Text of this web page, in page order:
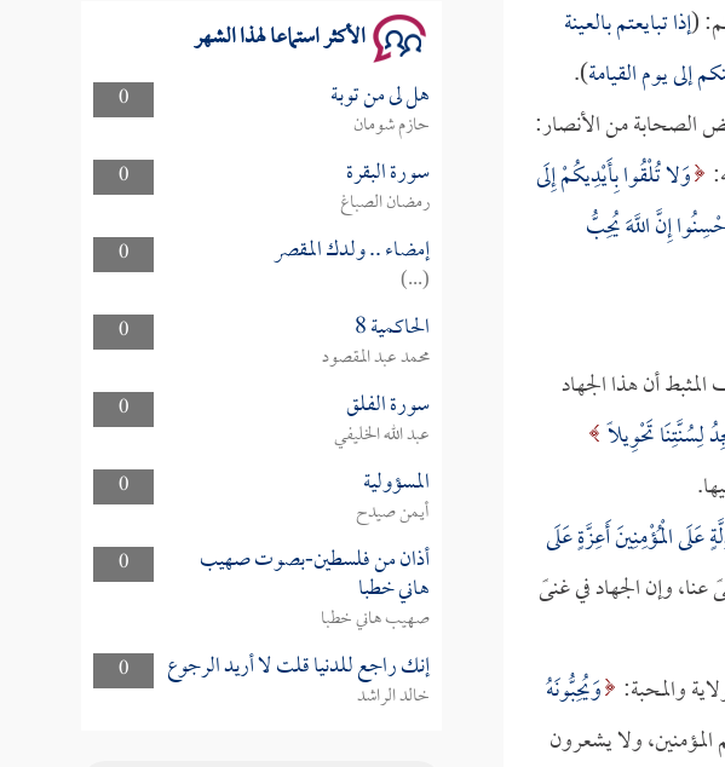
(إذا تبايعتم بالعينة
إلى يوم القيامة).
قال بعض الصحابة من الأنصار:
وَلا تُلْقُوا بِأَيْدِيكُمْ إِلَى
إِنَّ اللَّهَ يُحِبُّ
أن هذا الجهاد
لِسُنَّتِنَا تَحْوِيلاً
عَلَى الْمُؤْمِنِينَ أَعِزَّةٍ عَلَى
غنىً عنا، وإن الجهاد في غنىً
وَيُحِبُّونَهُ
المؤمنين، ولا يشعرون
الأكثر استماعا لهذا الشهر
0 هل لى من توبة
حازم شومان
0
سورة البقرة
رمضان الصباغ
0
إمضاء .. ولدك المقصر
(...)
0
الحاكمية 8
محمد عبد المقصود
0
سورة الفلق
عبد الله الخليفي
0
المسؤولية
أيمن صيدح
0
أذان من فلسطين-بصوت صهيب
هاني خطبا
صهيب هاني خطبا
0
إنك راجع للدنيا قلت لا أريد الرجوع
خالد الراشد